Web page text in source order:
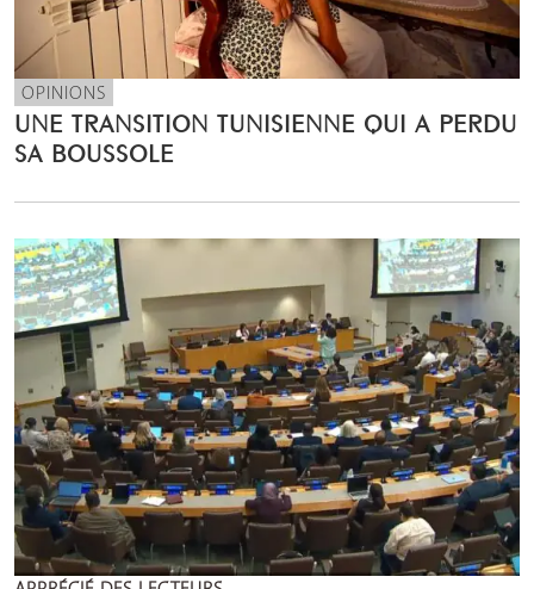
OPINIONS
UNE TRANSITION TUNISIENNE QUI A PERDU
SA BOUSSOLE